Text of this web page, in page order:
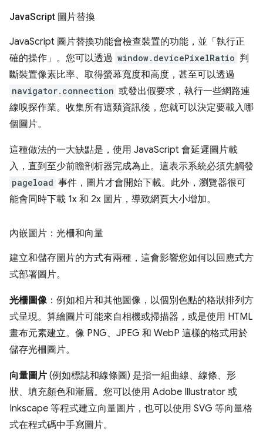
JavaScript 圖片替換
JavaScript 圖片替換功能會檢查裝置的功能，並「執行正
確的操作」。您可以透過 window.devicePixelRatio 判
斷裝置像素比率、取得螢幕寬度和高度，甚至可以透過
navigator.connection 或發出假要求，執行一些網路連
線嗅探作業。收集所有這類資訊後，您就可以決定要載入哪
個圖片。
這種做法的一大缺點是，使用 JavaScript 會延遲圖片載
入，直到至少前瞻剖析器完成為止。這表示系統必須先觸發
pageload 事件，圖片才會開始下載。此外，瀏覽器很可
能會同時下載 1x 和 2x 圖片，導致網頁大小增加。
內嵌圖片：光柵和向量
建立和儲存圖片的方式有兩種，這會影響您如何以回應式方
式部署圖片。
光柵圖像：例如相片和其他圖像，以個別色點的格狀排列方
式呈現。算繪圖片可能來自相機或掃描器，或是使用 HTML
畫布元素建立。像 PNG、JPEG 和 WebP 這樣的格式用於
儲存光柵圖片。
向量圖片 (例如標誌和線條圖) 是指一組曲線、線條、形
狀、填充顏色和漸層。您可以使用 Adobe Illustrator 或
Inkscape 等程式建立向量圖片，也可以使用 SVG 等向量格
式在程式碼中手寫圖片。